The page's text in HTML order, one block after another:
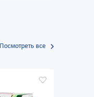
Посмотреть все